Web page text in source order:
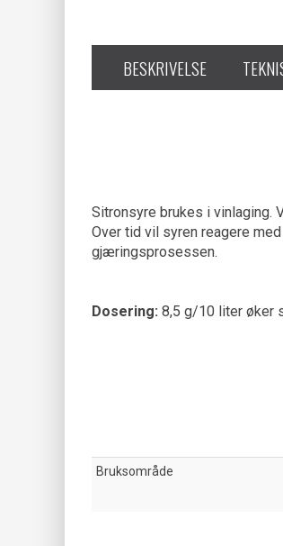
BESKRIVELSE
Sitronsyre brukes i vinlaging.
Over tid vil syren reagere
gjæringsprosessen.
Dosering: 8,5 g/10 liter øker
Bruksområde